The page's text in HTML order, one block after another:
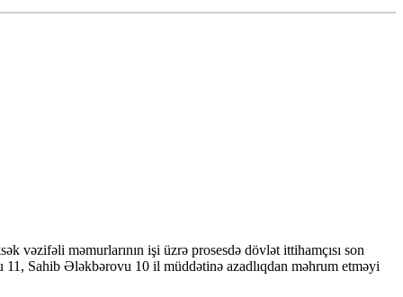
məmurlarının işi üzrə prosesdə dövlət ittihamçısı son
Sahib Ələkbərovu 10 il müddətinə azadlıqdan məhrum etməyi